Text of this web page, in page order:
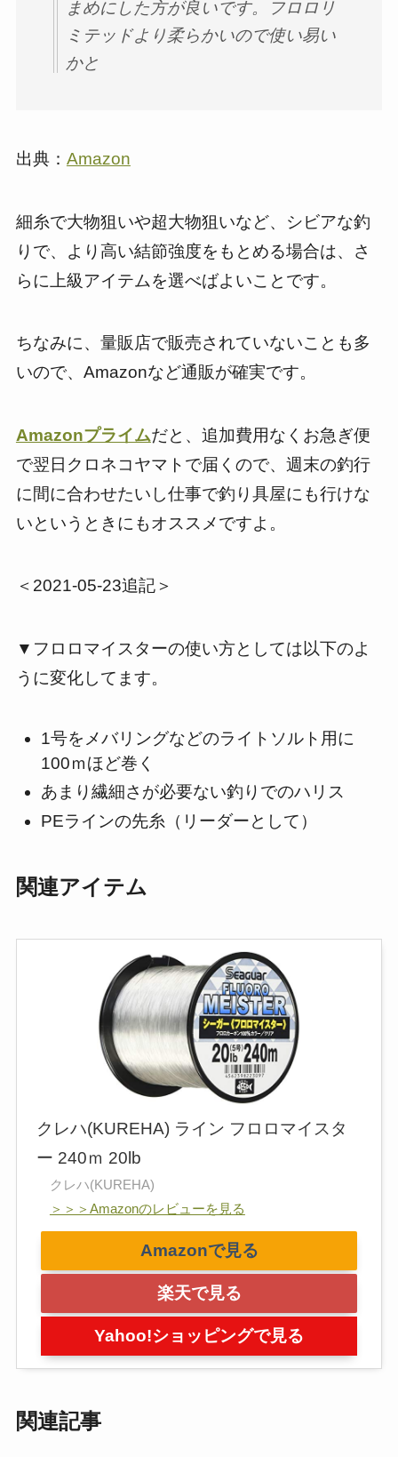
まめにした方が良いです。フロロリ
ミテッドより柔らかいので使い易い
かと
出典： Amazon
細糸で大物狙いや超大物狙いなど、シビアな釣
りで、より高い結節強度をもとめる場合は、さ
らに上級アイテムを選べばよいことです。
ちなみに、量販店で販売されていないことも多
いので、Amazonなど通販が確実です。
Amazonプライムだと、追加費用なくお急ぎ便
で翌日クロネコヤマトで届くので、週末の釣行
に間に合わせたいし仕事で釣り具屋にも行けな
いというときにもオススメですよ。
＜2021-05-23追記＞
▼フロロマイスターの使い方としては以下のよ
うに変化してます。
1号をメバリングなどのライトソルト用に
100ｍほど巻く
あまり繊細さが必要ない釣りでのハリス
PEラインの先糸（リーダーとして）
関連アイテム
クレハ(KUREHA) ライン フロロマイスタ
ー 240ｍ 20lb
クレハ(KUREHA)
＞＞＞Amazonのレビューを見る
Amazonで見る
楽天で見る
Yahoo!ショッピングで見る
関連記事